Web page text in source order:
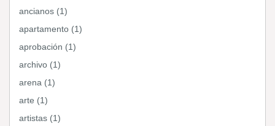
ancianos (1)
apartamento (1)
aprobación (1)
archivo (1)
arena (1)
arte (1)
artistas (1)